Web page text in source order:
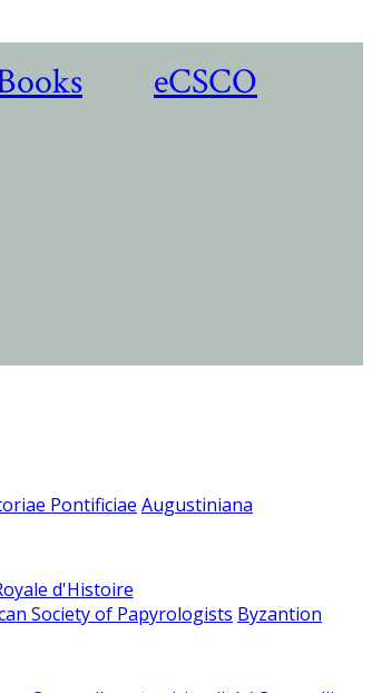
eCSCO
Pontificiae Augustiniana
d'Histoire
Society of Papyrologists Byzantion